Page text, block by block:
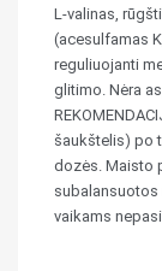
L-valinas,
(acesulfamas
reguliuojanti
glitimo. Nėra
šaukštelis) po
dozės. Maisto
subalansuotos
vaikams